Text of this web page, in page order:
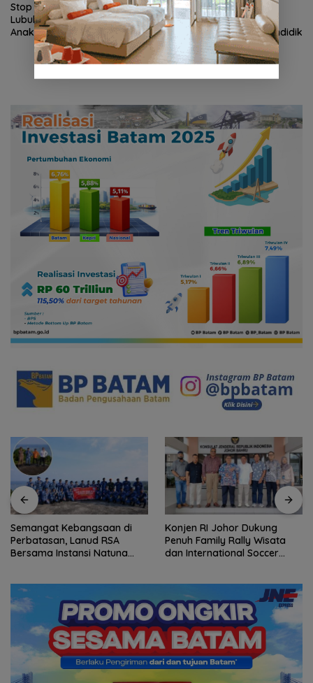
Stop Penyelidikan, Polsek
Lubuk Baja Tegaskan Kasus
Anak Murni Masalah Hak
Pemko Batam Petakan
Kebutuhan Guru untuk
Pemerataan Tenaga Pendidik
Semangat Kebangsaan di
Perbatasan, Lanud RSA
Bersama Instansi Natuna
Konjen RI Johor Dukung
Penuh Family Rally Wisata
dan International Soccer